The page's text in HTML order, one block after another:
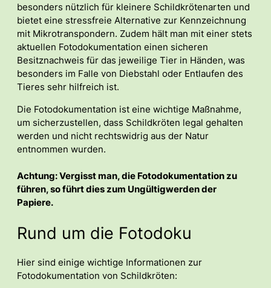
besonders nützlich für kleinere Schildkrötenarten und
bietet eine stressfreie Alternative zur Kennzeichnung
mit Mikrotranspondern. Zudem hält man mit einer stets
aktuellen Fotodokumentation einen sicheren
Besitznachweis für das jeweilige Tier in Händen, was
besonders im Falle von Diebstahl oder Entlaufen des
Tieres sehr hilfreich ist.
Die Fotodokumentation ist eine wichtige Maßnahme,
um sicherzustellen, dass Schildkröten legal gehalten
werden und nicht rechtswidrig aus der Natur
entnommen wurden.
Achtung: Vergisst man, die Fotodokumentation zu
führen, so führt dies zum Ungültigwerden der
Papiere.
Rund um die Fotodoku
Hier sind einige wichtige Informationen zur
Fotodokumentation von Schildkröten: